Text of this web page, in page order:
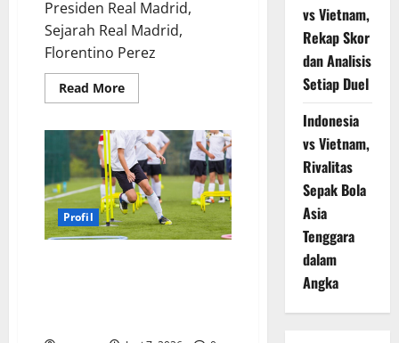
Presiden Real Madrid,
Sejarah Real Madrid,
Florentino Perez
Read MoreRead
more
Perez
Sang
Arsitek
Kejayaan
Abadi
Real
Madrid
yang
Tak
Profil
vs Vietnam,
Rekap Skor
dan Analisis
Setiap Duel
Indonesia
vs Vietnam,
Rivalitas
Sepak Bola
Asia
Tenggara
dalam
Angka